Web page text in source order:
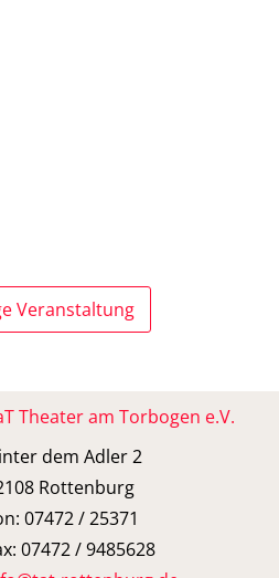
Veranstaltung
Theater am Torbogen e.V.
dem Adler 2
Rottenburg
07472 / 25371
07472 / 9485628